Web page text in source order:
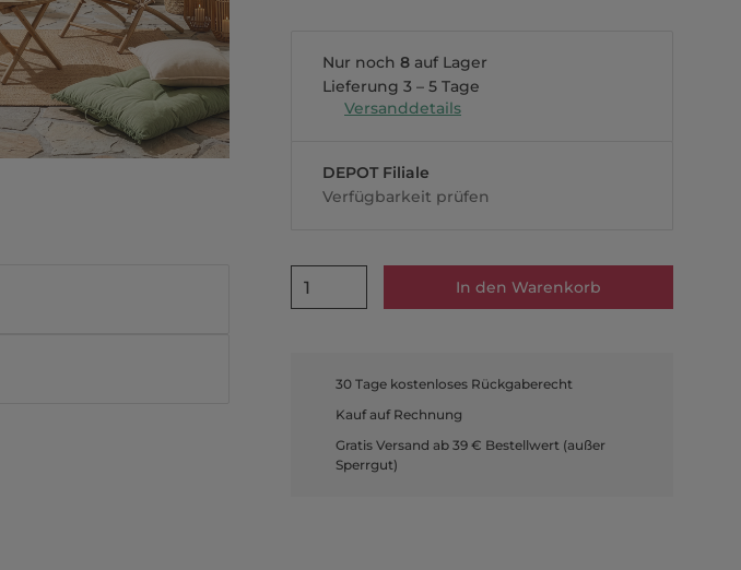
Nur noch 8 auf Lager
Lieferung 3 – 5 Tage
Versanddetails
DEPOT Filiale
Verfügbarkeit prüfen
1 In den Warenkorb
30 Tage kostenloses Rückgaberecht
Kauf auf Rechnung
Gratis Versand ab 39 € Bestellwert (außer
Sperrgut)